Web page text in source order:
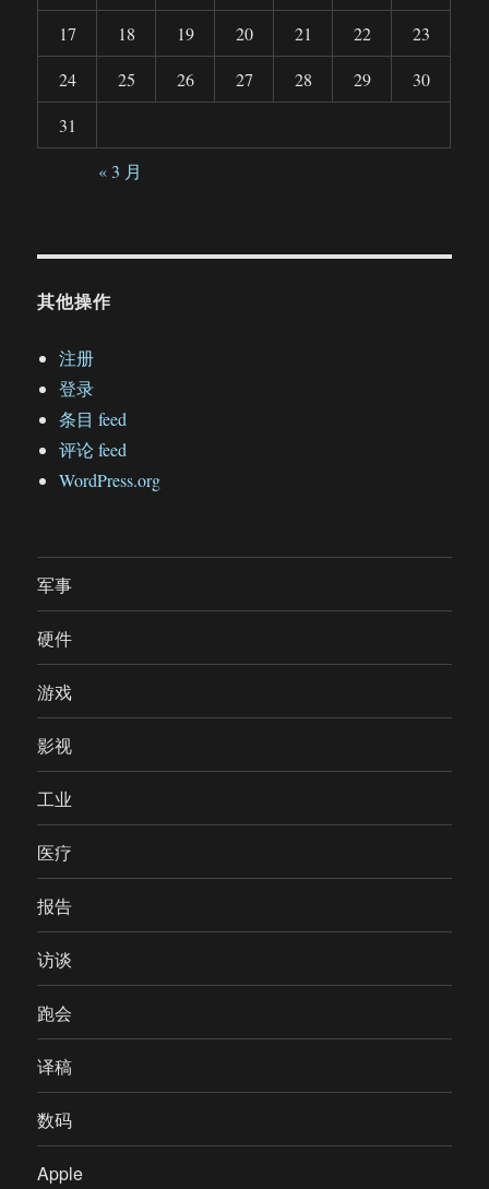
17
18 19 20 21 22
23
24
25 26 27 28 29
30
31
« 3 月
其他操作
注册
登录
条目 feed
评论 feed
WordPress.org
军事
硬件
游戏
影视
工业
医疗
报告
访谈
跑会
译稿
数码
Apple